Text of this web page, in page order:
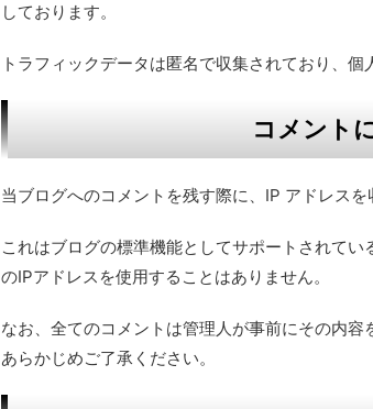
しております。
トラフィックデータは匿名で収集されており、個
コメント
当ブログへのコメントを残す際に、IP アドレスを
これはブログの標準機能としてサポートされて
のIPアドレスを使用することはありません。
なお、全てのコメントは管理人が事前にその内容
あらかじめご了承ください。